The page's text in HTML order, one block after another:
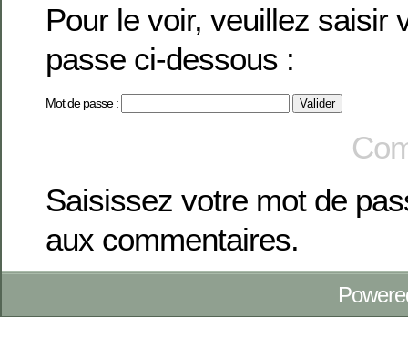
Pour le voir, veuillez saisir
passe ci-dessous :
Mot de passe :
Saisissez votre mot de
aux commentaires.